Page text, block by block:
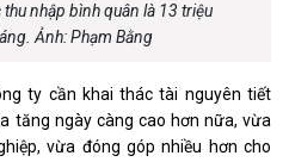
nhập bình quân là 13 triệu
Ảnh: Phạm Bằng
ty cần khai thác tài nguyên tiết
tăng ngày càng cao hơn nữa, vừa
vừa đóng góp nhiều hơn cho